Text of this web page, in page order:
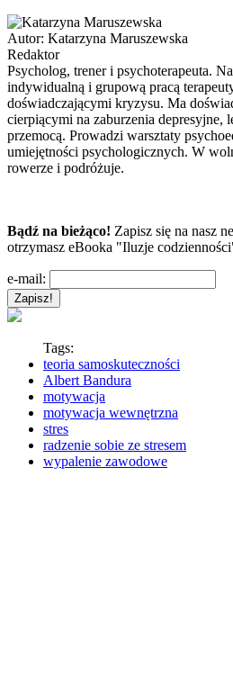
Autor: Katarzyna Maruszewska
Redaktor
Psycholog, trener i psychoterapeuta.
indywidualną i grupową pracą
doświadczającymi kryzysu. Ma
cierpiącymi na zaburzenia depresyjne,
przemocą. Prowadzi warsztaty
umiejętności psychologicznych. W
rowerze i podróżuje.
Bądź na bieżąco! Zapisz się na nasz
otrzymasz eBooka "Iluzje
e-mail:
Tags:
teoria samoskuteczności
Albert Bandura
motywacja
motywacja wewnętrzna
stres
radzenie sobie ze stresem
wypalenie zawodowe